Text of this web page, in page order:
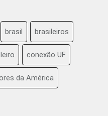
brasil brasileiros
conexão UF
da América